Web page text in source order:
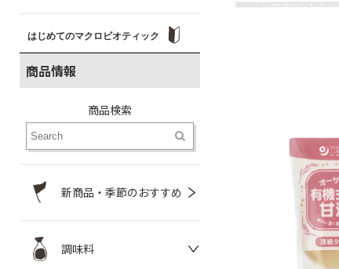
はじめてのマクロビオティック
商品情報
商品検索
新商品・季節のおすすめ
調味料